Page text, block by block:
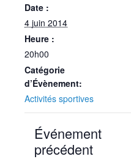
Date :
4 juin 2014
Heure :
20h00
Catégorie
d’Évènement:
Activités sportives
Événement
précédent